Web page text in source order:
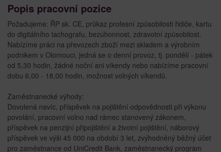
Popis pracovní pozice
Požadujeme: ŘP sk. CE, průkaz profesní způsobilosti řidiče, kartu
do digitálního tachografu, bezúhonnost, zdravotní způsobilost.
Nabízíme práci na převozech zboží mezi skladem a výrobním
podnikem v Olomouci, jedná se o denní provoz, tj. pondělí - pátek
od 5,30 hodin, žádné noční ani víkendy nebo nabízíme pracovní
dobu 6,00 - 18,00 hodin, možnost volných víkendů.
Zaměstnanecké výhody:
Dovolená navíc, příspěvek na pojištění odpovědnosti při výkonu
povolání, pracovní volno nad rámec stanovený zákonem,
příspěvek na penzijní připojištění a životní pojištění, náborový
příspěvek ve výši 45 000 na období 3 let, zvýhodněný běžný účet
pro zaměstnance od UniCredit Bank, zaměstnanecký program